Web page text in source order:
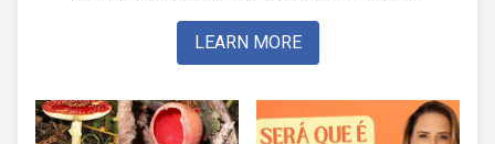
LEARN MORE